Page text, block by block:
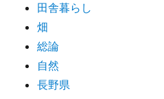
田舎暮らし
畑
総論
自然
長野県